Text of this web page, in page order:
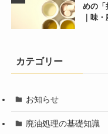
めの「
｜味
カテゴリー
お知らせ
廃油処理の基礎知識